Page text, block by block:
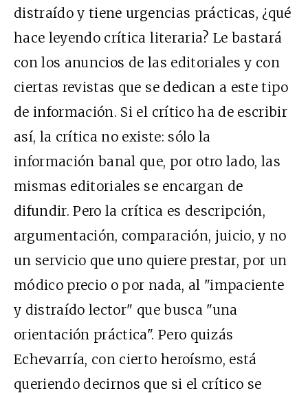
distraído y tiene urgencias prácticas, ¿qué
hace leyendo crítica literaria? Le bastará
con los anuncios de las editoriales y con
ciertas revistas que se dedican a este tipo
de información. Si el crítico ha de escribir
así, la crítica no existe: sólo la
información banal que, por otro lado, las
mismas editoriales se encargan de
difundir. Pero la crítica es descripción,
argumentación, comparación, juicio, y no
un servicio que uno quiere prestar, por un
módico precio o por nada, al "impaciente
y distraído lector" que busca "una
orientación práctica". Pero quizás
Echevarría, con cierto heroísmo, está
queriendo decirnos que si el crítico se